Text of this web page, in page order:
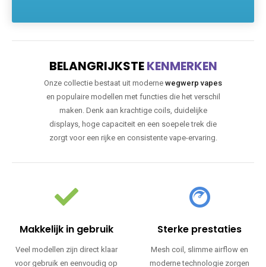
BELANGRIJKSTEKENMERKEN
Onze collectie bestaat uit moderne wegwerp vapes
en populaire modellen met functies die het verschil
maken. Denk aan krachtige coils, duidelijke
displays, hoge capaciteit en een soepele trek die
zorgt voor een rijke en consistente vape-ervaring.
Makkelijk in gebruik
Veel modellen zijn direct klaar
voor gebruik en eenvoudig op
Sterke prestaties
Mesh coil, slimme airflow en
moderne technologie zorgen